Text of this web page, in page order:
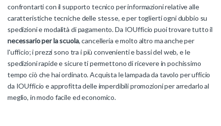
confrontarti con il supporto tecnico per informazioni relative alle
caratteristiche tecniche delle stesse, e per toglierti ogni dubbio su
spedizioni e modalità di pagamento. Da IOUfficio puoi trovare tutto il
necessario per la scuola, cancelleria e molto altro ma anche per
l'ufficio; i prezzi sono tra i più convenienti e bassi del web, e le
spedizioni rapide e sicure ti permettono di ricevere in pochissimo
tempo ciò che hai ordinato. Acquista le lampada da tavolo per ufficio
da IOUfficio e approfitta delle imperdibili promozioni per arredarlo al
meglio, in modo facile ed economico.